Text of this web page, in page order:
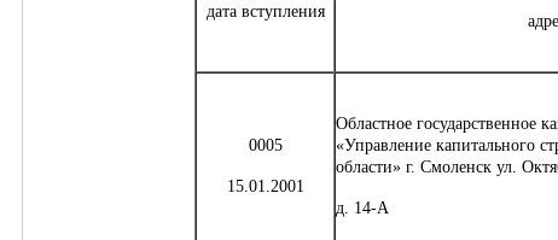
дата вступления
0005
15.01.2001
Областное государственное
«Управление капитального
области» г. Смоленск ул.
д. 14-А